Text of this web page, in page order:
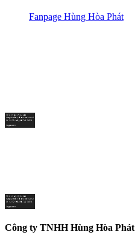
Fanpage Hùng Hòa Phát
Công ty TNHH Hùng Hòa Phát